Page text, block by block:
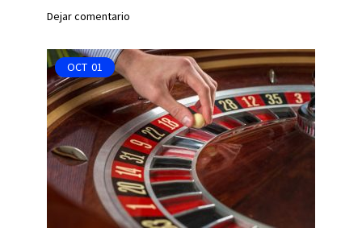
Dejar comentario
OCT 01